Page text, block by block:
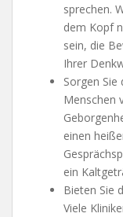
sprechen.
dem Kopf
sein, die
Ihrer
Sorgen
Menschen
einen
ein
Bieten Sie
Viele